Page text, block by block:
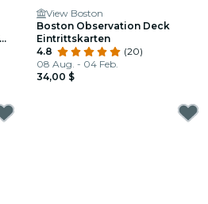
View Boston
Boston Observation Deck
Eintrittskarten
4.8
(20)
08 Aug. - 04 Feb.
34,00 $